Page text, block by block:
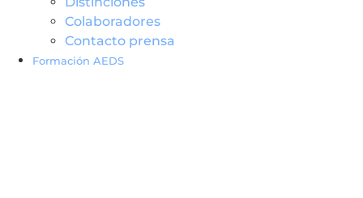
Colaboradores
Contacto prensa
Formación AEDS